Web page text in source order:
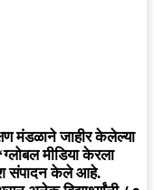
मंडळाने जाहीर केलेल्या
‘ग्लोबल मीडिया केरला
यश संपादन केले आहे.